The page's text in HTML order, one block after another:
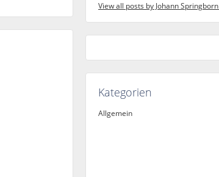
View all posts by Johann Springborn
Kategorien
Allgemein